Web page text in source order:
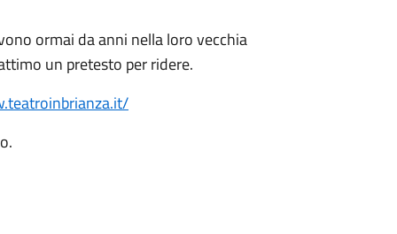
ormai da anni nella loro vecchia
un pretesto per ridere.
it/